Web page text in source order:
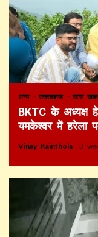
अन्य उत्तराखण्ड खास
BKTC के अध्यक्ष
यमकेश्वर में हरेला
Vinay Kainthola 3